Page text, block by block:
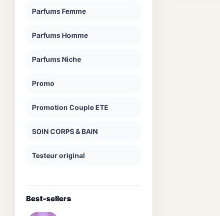
Parfums Femme
Parfums Homme
Parfums Niche
Promo
Promotion Couple ETE
SOIN CORPS & BAIN
Testeur original
Best-sellers